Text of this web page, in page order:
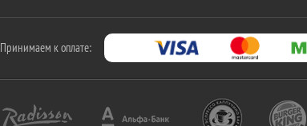
Принимаем к оплате: